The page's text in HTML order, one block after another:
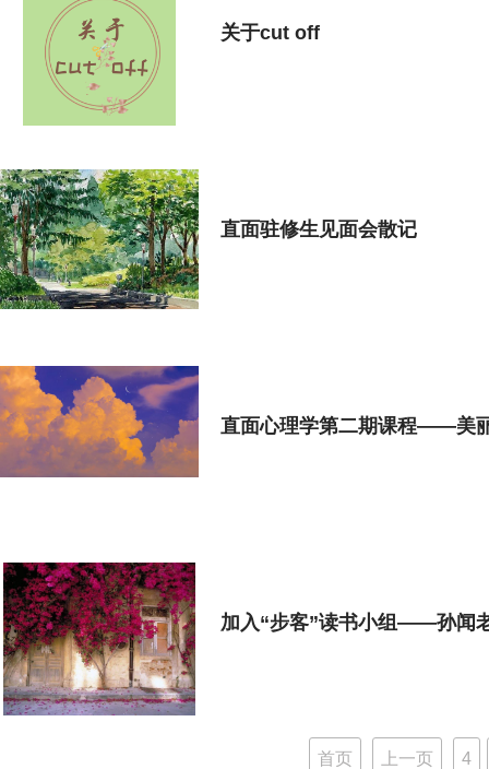
关于cut off
直面驻修生见面会散记
直面心理学第二期课程——美
加入“步客”读书小组——孙闻
首页 上一页 4